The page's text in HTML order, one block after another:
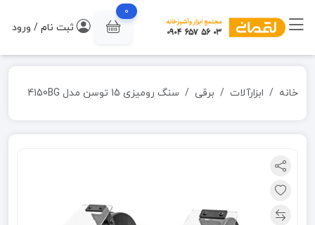
0
ثبت نام / ورود
خانه ابزارآلات برقی سنگ رومیزی 15 توسن مدل 4150BG